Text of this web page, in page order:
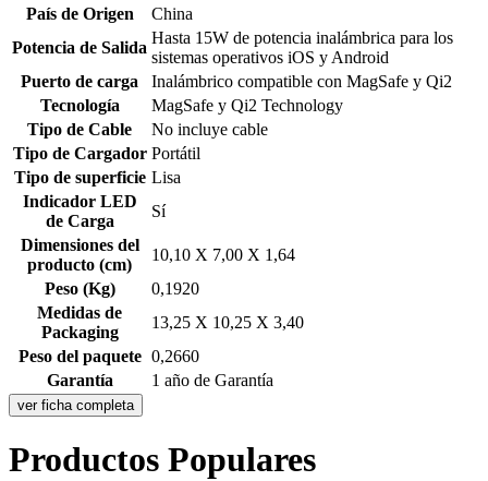
País de Origen
China
Potencia de Salida
Hasta 15W de potencia inalámbrica para los
sistemas operativos iOS y Android
Puerto de carga
Inalámbrico compatible con MagSafe y Qi2
Tecnología
MagSafe y Qi2 Technology
Tipo de Cable
No incluye cable
Tipo de Cargador Portátil
Tipo de superficie Lisa
Indicador LED
de Carga
Sí
Dimensiones del
producto (cm)
10,10 X 7,00 X 1,64
Peso (Kg)
0,1920
Medidas de
Packaging
13,25 X 10,25 X 3,40
Peso del paquete 0,2660
Garantía
1 año de Garantía
ver ficha completa
Productos Populares